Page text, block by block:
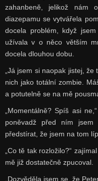
zahanbeně, jelikož nám
diazepamu se vytvářela
docela problém, když
užívala v o něco větším
docela dlouhou dobu.
„Já jsem si naopak jistej,
nich jako totální zombie.
a potutelně se na mě
„Momentálně? Spíš asi
poněvadž před ním jsem
předstírat, že jsem na tom
„Co tě tak rozložilo?“
mě již dostatečně zpucoval.
„Dozvěděla jsem se, že